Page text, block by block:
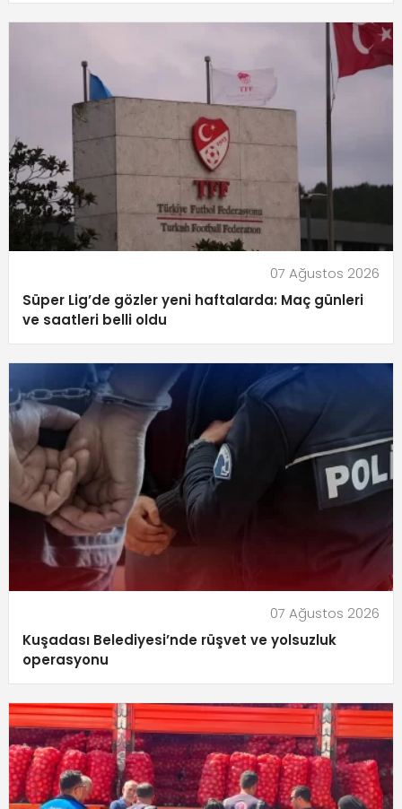
07 Ağustos 2026
Süper Lig’de gözler yeni haftalarda: Maç günleri
ve saatleri belli oldu
07 Ağustos 2026
Kuşadası Belediyesi’nde rüşvet ve yolsuzluk
operasyonu